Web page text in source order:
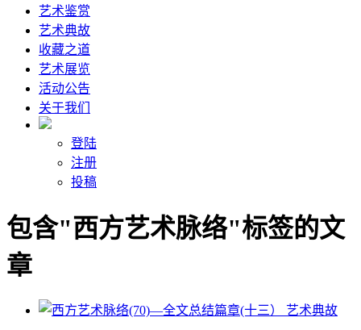
艺术鉴赏
艺术典故
收藏之道
艺术展览
活动公告
关于我们
登陆
注册
投稿
包含"西方艺术脉络"标签的文
章
艺术典故